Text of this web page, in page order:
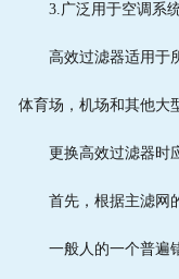
3.广泛用于空调系统
高效过滤器适用于所
体育场，机场和其他大
更换高效过滤器时
首先，根据主滤网的
一般人的一个普遍错